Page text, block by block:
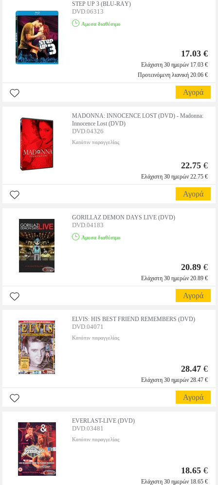
STEP UP 3 (BLU-RAΥ)
DVD.06313
Αμεσα διαθέσιμο
17.03 €
Ελάχιστη 30 ημερών 17.03 €
Προτεινόμενη λιανική 20.06 €
Αγορά
MADONNA: INNOCENCE LOST (DVD) - Madonna:
Innocence Lost (DVD)
DVD.04326
Κατόπιν παραγγελίας
22.75 €
Ελάχιστη 30 ημερών 22.75 €
Αγορά
GORILLAZ DEMON DAYS LIVE (DVD)
DVD.04183
Αμεσα διαθέσιμο
20.89 €
Ελάχιστη 30 ημερών 20.89 €
Αγορά
ELVIS: HIS BEST FRIEND REMEMBERS (DVD)
DVD.04071
Κατόπιν παραγγελίας
28.47 €
Ελάχιστη 30 ημερών 28.47 €
Αγορά
EVERLAST-LIVE (DVD)
DVD.03481
Κατόπιν παραγγελίας
18.65 €
Ελάχιστη 30 ημερών 18.65 €